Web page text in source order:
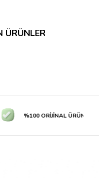
ÜRÜNLER
%100 ORİJİNAL ÜRÜN